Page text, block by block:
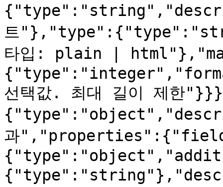
트
타입: plain |
선택값. 최대 길이 제한
과